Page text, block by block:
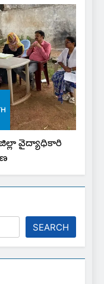
జిల్లా వైద్యాధికారి
SEARCH